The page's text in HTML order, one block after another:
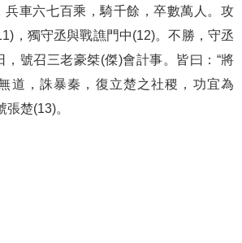
兵車六七百乘，騎千餘，卒數萬人。攻
，獨守丞與戰譙門中(12)。不勝，守丞
，號召三老豪桀(傑)會計事。皆曰：“將
道，誅暴秦，復立楚之社稷，功宜為
張楚(13)。